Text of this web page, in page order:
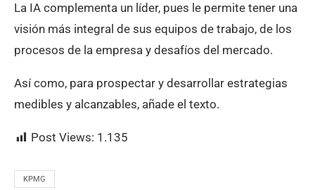
La IA complementa un líder, pues le permite tener una
visión más integral de sus equipos de trabajo, de los
procesos de la empresa y desafíos del mercado.
Así como, para prospectar y desarrollar estrategias
medibles y alcanzables, añade el texto.
Post Views: 1.135
KPMG